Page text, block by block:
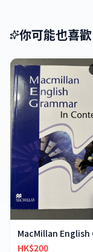
你可能也喜歡
HK$200